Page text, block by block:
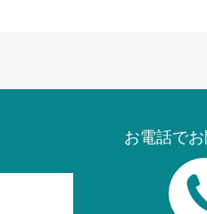
お電話で